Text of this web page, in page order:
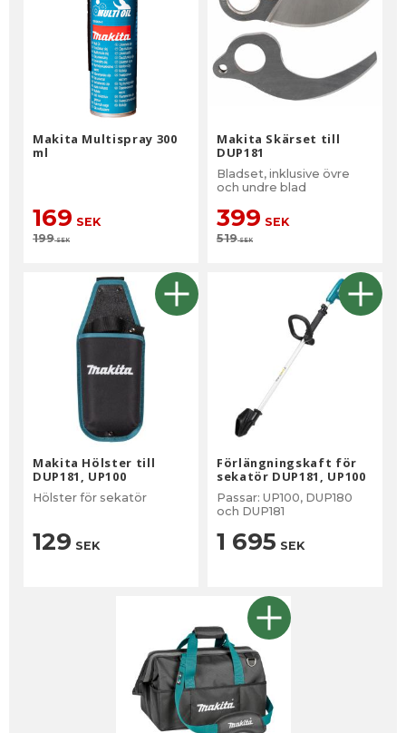
Makita Multispray 300
ml
169 SEK
199SEK
Makita Skärset till
DUP181
Bladset, inklusive övre
och undre blad
399 SEK
519SEK
Makita Hölster till
DUP181, UP100
Hölster för sekatör
129 SEK
Förlängningskaft för
sekatör DUP181, UP100
Passar: UP100, DUP180
och DUP181
1 695 SEK